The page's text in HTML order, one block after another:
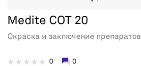
Medite COT 20
Окраска и заключение препаратов
0 0